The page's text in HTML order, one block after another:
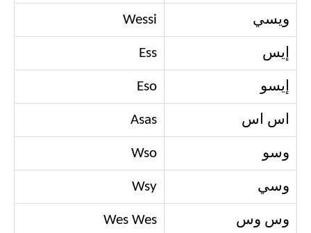
ويسي Wessi
إيس Ess
إيسو Eso
اس اس Asas
وسو Wso
وسي Wsy
وس وس Wes Wes